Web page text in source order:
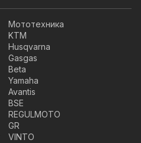
Мототехника
KTM
Husqvarna
Gasgas
Beta
Yamaha
Avantis
BSE
REGULMOTO
GR
VINTO